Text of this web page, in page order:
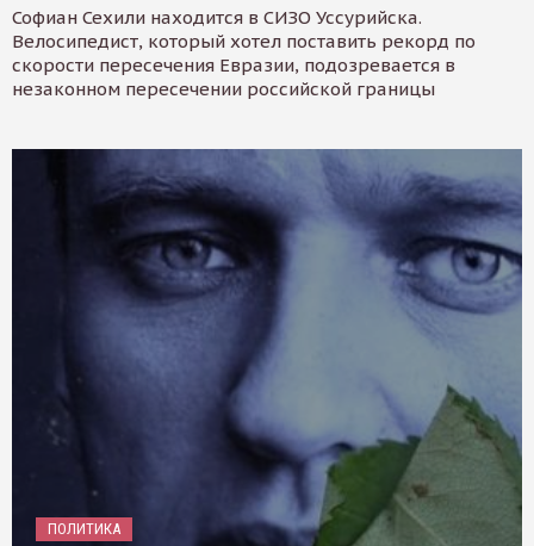
Софиан Сехили находится в СИЗО Уссурийска.
Велосипедист, который хотел поставить рекорд по
скорости пересечения Евразии, подозревается в
незаконном пересечении российской границы
ПОЛИТИКА